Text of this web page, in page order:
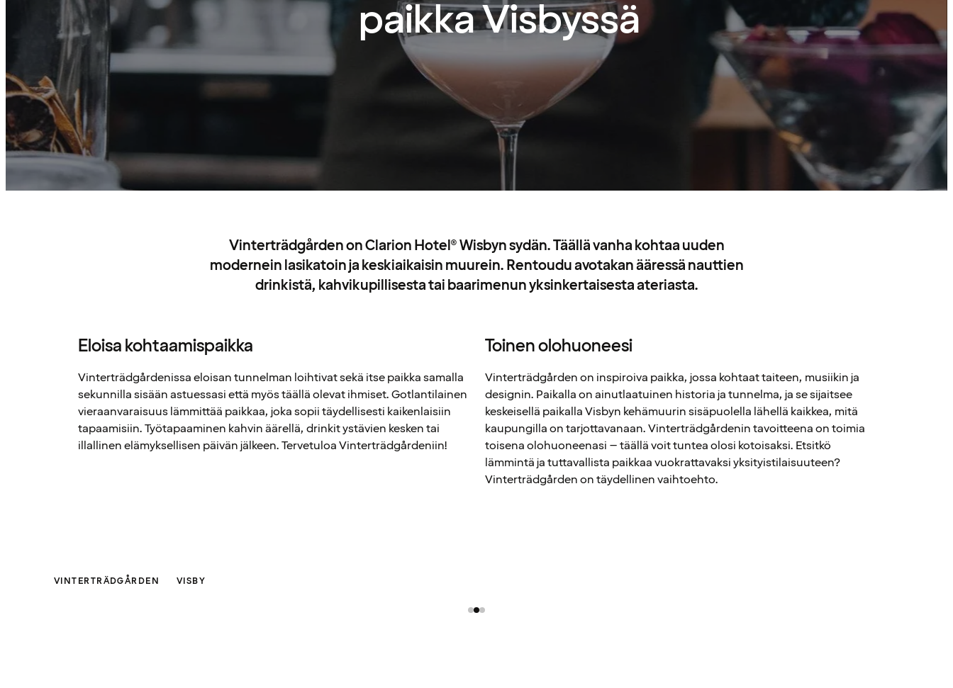
paikka Visbyssä
Vinterträdgården on Clarion Hotel® Wisbyn sydän. Täällä vanha kohtaa uuden
modernein lasikatoin ja keskiaikaisin muurein. Rentoudu avotakan ääressä nauttien
drinkistä, kahvikupillisesta tai baarimenun yksinkertaisesta ateriasta.
Eloisa kohtaamispaikka
Vinterträdgårdenissa eloisan tunnelman loihtivat sekä itse paikka samalla
sekunnilla sisään astuessasi että myös täällä olevat ihmiset. Gotlantilainen
vieraanvaraisuus lämmittää paikkaa, joka sopii täydellisesti kaikenlaisiin
tapaamisiin. Työtapaaminen kahvin äärellä, drinkit ystävien kesken tai
illallinen elämyksellisen päivän jälkeen. Tervetuloa Vinterträdgårdeniin!
Toinen olohuoneesi
Vinterträdgården on inspiroiva paikka, jossa kohtaat taiteen, musiikin ja
designin. Paikalla on ainutlaatuinen historia ja tunnelma, ja se sijaitsee
keskeisellä paikalla Visbyn kehämuurin sisäpuolella lähellä kaikkea, mitä
kaupungilla on tarjottavanaan. Vinterträdgårdenin tavoitteena on toimia
toisena olohuoneenasi – täällä voit tuntea olosi kotoisaksi. Etsitkö
lämmintä ja tuttavallista paikkaa vuokrattavaksi yksityistilaisuuteen?
Vinterträdgården on täydellinen vaihtoehto.
VINTERTRÄDGÅRDEN VISBY